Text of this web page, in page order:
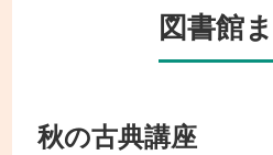
図書館
秋の古典講座